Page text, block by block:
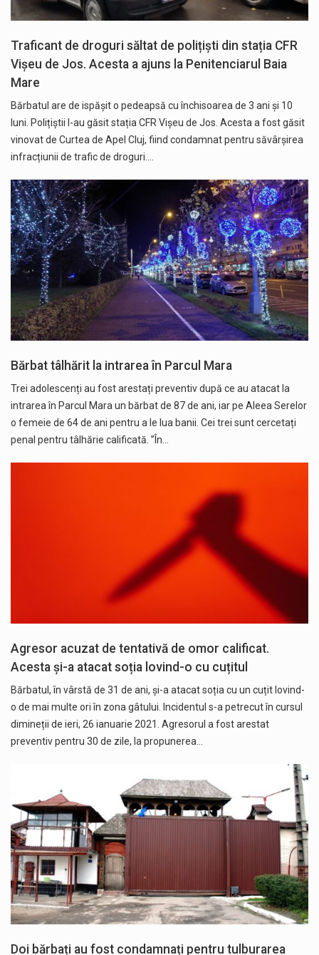
Traficant de droguri săltat de polițiști din stația CFR
Vișeu de Jos. Acesta a ajuns la Penitenciarul Baia
Mare
Bărbatul are de ispășit o pedeapsă cu închisoarea de 3 ani și 10
luni. Polițiștii l-au găsit stația CFR Vișeu de Jos. Acesta a fost găsit
vinovat de Curtea de Apel Cluj, fiind condamnat pentru săvârșirea
infracțiunii de trafic de droguri.…
Bărbat tâlhărit la intrarea în Parcul Mara
Trei adolescenți au fost arestați preventiv după ce au atacat la
intrarea în Parcul Mara un bărbat de 87 de ani, iar pe Aleea Serelor
o femeie de 64 de ani pentru a le lua banii. Cei trei sunt cercetați
penal pentru tâlhărie calificată. ”În…
Agresor acuzat de tentativă de omor calificat.
Acesta și-a atacat soția lovind-o cu cuțitul
Bărbatul, în vârstă de 31 de ani, și-a atacat soția cu un cuțit lovind-
o de mai multe ori în zona gâtului. Incidentul s-a petrecut în cursul
dimineții de ieri, 26 ianuarie 2021. Agresorul a fost arestat
preventiv pentru 30 de zile, la propunerea…
Doi bărbați au fost condamnați pentru tulburarea